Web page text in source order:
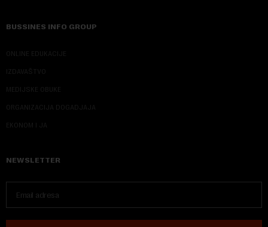
BUSSINES INFO GROUP
ONLINE EDUKACIJE
IZDAVAŠTVO
MEDIJSKE OBUKE
ORGANIZACIJA DOGADJAJA
EKONOM I JA
NEWSLETTER